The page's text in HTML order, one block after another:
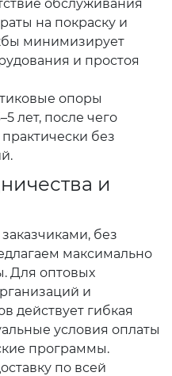
обслуживания
на покраску и
минимизирует
и простоя
опоры
лет, после чего
без
и
без
максимально
Для оптовых
и
действует гибкая
условия оплаты
программы.
по всей